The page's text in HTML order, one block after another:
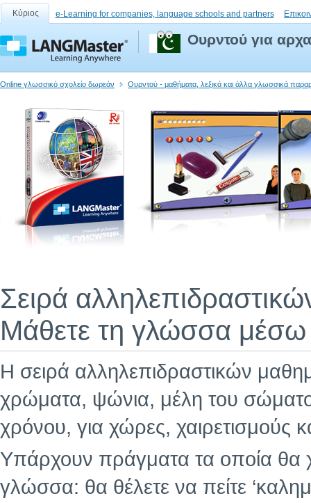
Κύριος e-Learning for companies, language schools and partners
Ουρντού για
Online γλωσσικό σχολείο δωρεάν Ουρντού - μαθήματα, λεξικά και άλλα γλωσσικά
Σειρά
Μάθετε τη γλώσσα μέσω
Η σειρά αλληλεπιδραστικών
χρώματα, ψώνια, μέλη του
χρόνου, για χώρες, χαιρετισμούς
Υπάρχουν πράγματα τα οποία θα
γλώσσα: θα θέλετε να πείτε